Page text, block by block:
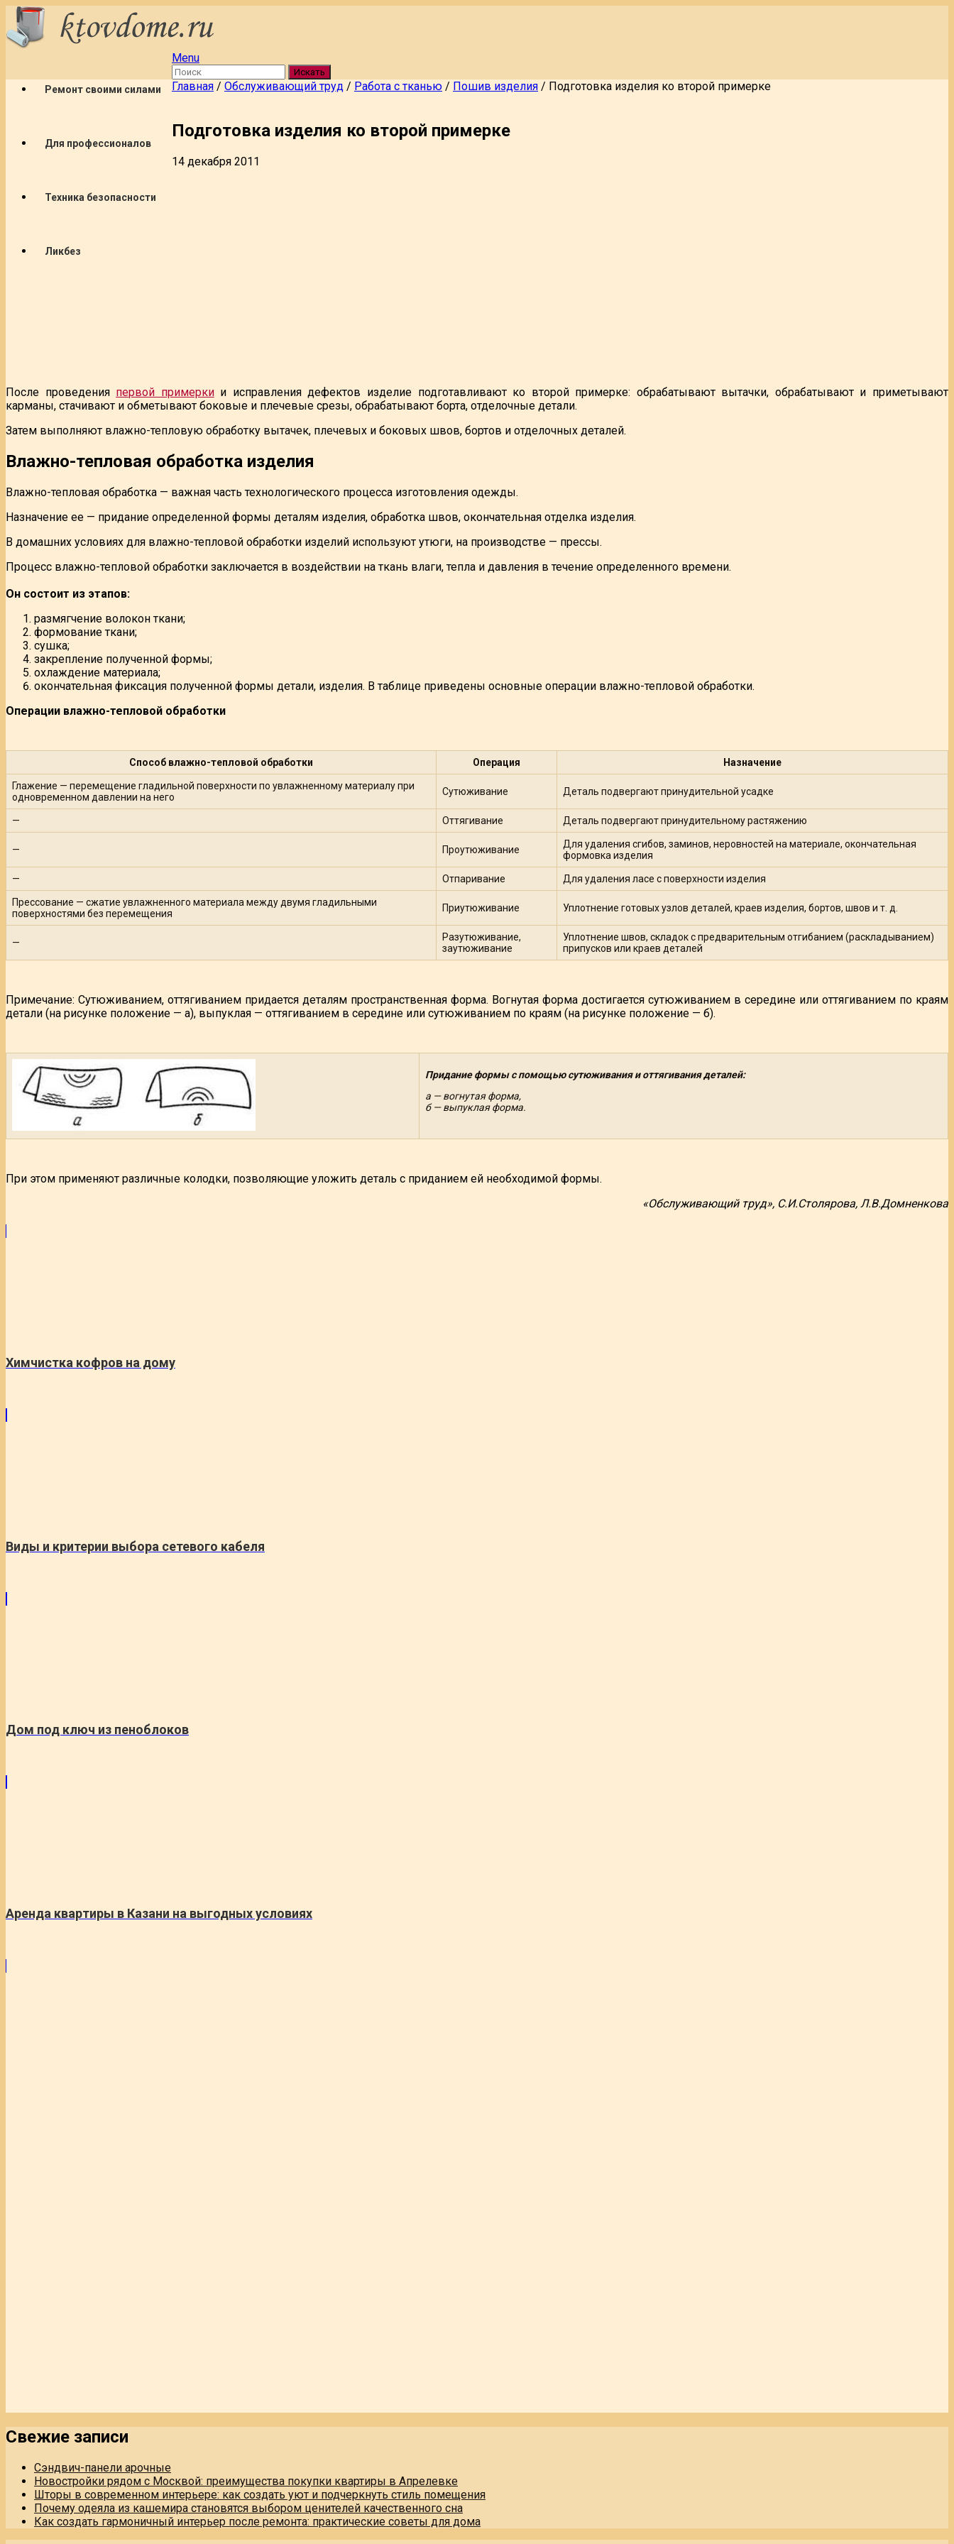
Ремонт своими силами
Для профессионалов
Техника безопасности
Ликбез
Menu
Искать
Главная / Обслуживающий труд / Работа с тканью / Пошив изделия / Подготовка изделия ко второй примерке
Подготовка изделия ко второй примерке
14 декабря 2011
После проведения первой примеркии исправления дефектов изделие подготавливают ко второй примерке: обрабатывают вытачки, обрабатывают и приметывают
карманы, стачивают и обметывают боковые и плечевые срезы, обрабатывают борта, отделочные детали.
Затем выполняют влажно-тепловую обработку вытачек, плечевых и боковых швов, бортов и отделочных деталей.
Влажно-тепловая обработка изделия
Влажно-тепловая обработка — важная часть технологического процесса изготовления одежды.
Назначение ее — придание определенной формы деталям изделия, обработка швов, окончательная отделка изделия.
В домашних условиях для влажно-тепловой обработки изделий используют утюги, на производстве — прессы.
Процесс влажно-тепловой обработки заключается в воздействии на ткань влаги, тепла и давления в течение определенного времени.
Он состоит из этапов:
размягчение волокон ткани;
формование ткани;
сушка;
закрепление полученной формы;
охлаждение материала;
окончательная фиксация полученной формы детали, изделия. В таблице приведены основные операции влажно-тепловой обработки.
Операции влажно-тепловой обработки
Способ влажно-тепловой обработки Операция Назначение
Глажение — перемещение гладильной поверхности по увлажненному материалу при
одновременном давлении на него
Сутюживание Деталь подвергают принудительной усадке
— Оттягивание Деталь подвергают принудительному растяжению
— Проутюживание
Для удаления сгибов, заминов, неровностей на материале, окончательная
формовка изделия
— Отпаривание Для удаления ласе с поверхности изделия
Прессование — сжатие увлажненного материала между двумя гладильными
поверхностями без перемещения
Приутюживание Уплотнение готовых узлов деталей, краев изделия, бортов, швов и т. д.
—
Разутюживание,
заутюживание
Уплотнение швов, складок с предварительным отгибанием (раскладыванием)
припусков или краев деталей
Примечание: Сутюживанием, оттягиванием придается деталям пространственная форма. Вогнутая форма достигается сутюживанием в середине или оттягиванием по краям
детали (на рисунке положение — а), выпуклая — оттягиванием в середине или сутюживанием по краям (на рисунке положение — б).
Придание формы с помощью сутюживания и оттягивания деталей:
а — вогнутая форма,
б — выпуклая форма.
При этом применяют различные колодки, позволяющие уложить деталь с приданием ей необходимой формы.
«Обслуживающий труд», С.И.Столярова, Л.В.Домненкова
Химчистка кофров на дому
Виды и критерии выбора сетевого кабеля
Дом под ключ из пеноблоков
Аренда квартиры в Казани на выгодных условиях
Свежие записи
Сэндвич-панели арочные
Новостройки рядом с Москвой: преимущества покупки квартиры в Апрелевке
Шторы в современном интерьере: как создать уют и подчеркнуть стиль помещения
Почему одеяла из кашемира становятся выбором ценителей качественного сна
Как создать гармоничный интерьер после ремонта: практические советы для дома